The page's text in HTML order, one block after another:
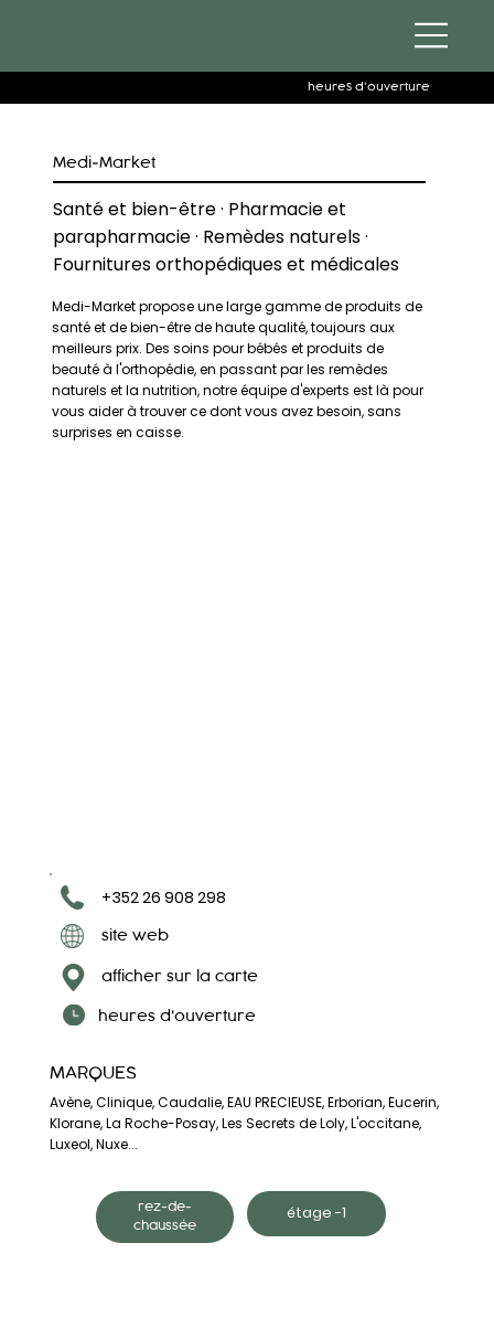
heures d'ouverture
Medi-Market
Santé et bien-être · Pharmacie et
parapharmacie · Remèdes naturels ·
Fournitures orthopédiques et médicales
Medi-Market propose une large gamme de produits de
santé et de bien-être de haute qualité, toujours aux
meilleurs prix. Des soins pour bébés et produits de
beauté à l'orthopédie, en passant par les remèdes
naturels et la nutrition, notre équipe d'experts est là pour
vous aider à trouver ce dont vous avez besoin, sans
surprises en caisse.
+352 26 908 298
site web
afficher sur la carte
heures d'ouverture
MARQUES
Avène, Clinique, Caudalie, EAU PRECIEUSE, Erborian, Eucerin,
Klorane, La Roche-Posay, Les Secrets de Loly, L'occitane,
Luxeol, Nuxe...
rez-de-
chaussée
étage -1